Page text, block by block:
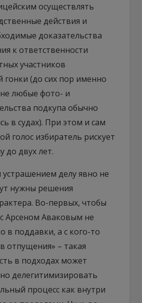
осуществлять
действия и
доказательства
к ответственности
участников
(до сих пор именно
любые фото- и
подкупа обычно
в судах). При этом и сам
голос избиратель рискует
до двух лет.
делу явно не
нужны решения
Во-первых, чтобы
Арсеном Аваковым не
в поддавки, а с кого-то
отпущения» – такая
в подходах может
делегитимизировать
процесс как внутри